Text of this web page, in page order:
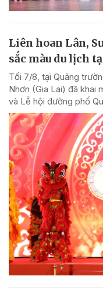
Liên hoan Lân,
sắc màu du lịch
Tối 7/8, tại Quảng
Nhơn (Gia Lai) đã khai
và Lễ hội đường phố